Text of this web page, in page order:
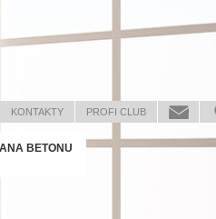
KONTAKTY
PROFI CLUB
BETONU